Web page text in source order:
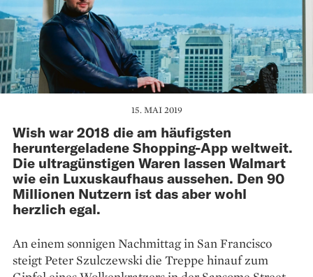
15. MAI 2019
Wish war 2018 die am häufigsten
heruntergeladene Shopping-App weltweit.
Die ultragünstigen Waren lassen Walmart
wie ein Luxuskaufhaus aussehen. Den 90
Millionen Nutzern ist das aber wohl
herzlich egal.
An einem sonnigen Nachmittag in San Francisco
steigt Peter Szulczewski die Treppe hinauf zum